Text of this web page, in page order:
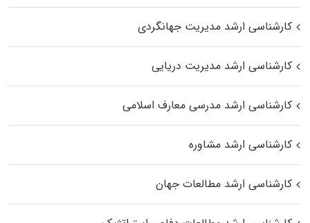
کارشناسی ارشد مدیریت جهانگردی
کارشناسی ارشد مدیریت دریایی
کارشناسی ارشد مدرسی معارف اسلامی
کارشناسی ارشد مشاوره
کارشناسی ارشد مطالعات جهان